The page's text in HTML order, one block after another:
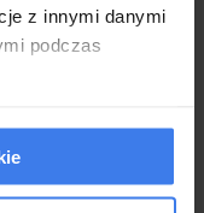
z innymi danymi
podczas